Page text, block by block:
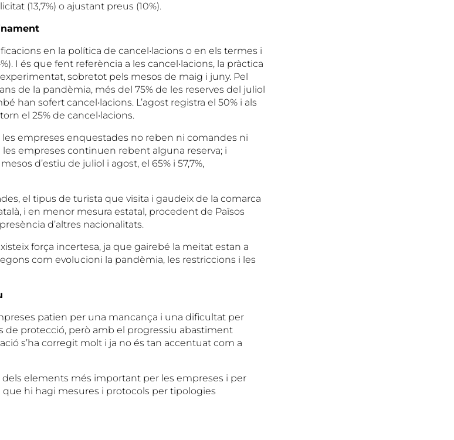
(13,7%) o ajustant preus (10%).
en la política de cancel•lacions o en els termes i
I és que fent referència a les cancel•lacions, la pràctica
sobretot pels mesos de maig i juny. Pel
de la pandèmia, més del 75% de les reserves del juliol
han sofert cancel•lacions. L’agost registra el 50% i als
el 25% de cancel•lacions.
empreses enquestades no reben ni comandes ni
empreses continuen rebent alguna reserva; i
d’estiu de juliol i agost, el 65% i 57,7%,
el tipus de turista que visita i gaudeix de la comarca
i en menor mesura estatal, procedent de Països
d’altres nacionalitats.
força incertesa, ja que gairebé la meitat estan a
com evolucioni la pandèmia, les restriccions i les
patien per una mancança i una dificultat per
de protecció, però amb el progressiu abastiment
s’ha corregit molt i ja no és tan accentuat com a
elements més important per les empreses i per
hi hagi mesures i protocols per tipologies